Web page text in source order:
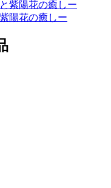
陽花の癒しー